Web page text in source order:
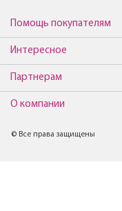
Помощь покупателям
Интересное
Партнерам
О компании
© Все права защищены